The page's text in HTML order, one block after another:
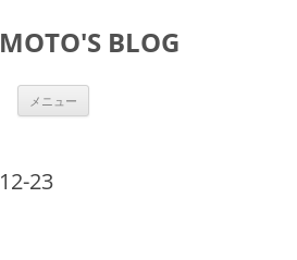
BLOG
メニュー
23